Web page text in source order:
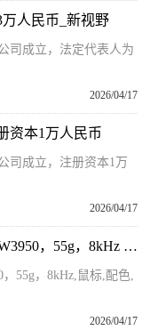
人民币_新视野
司成立，法定代表人为
2026/04/17
资本1万人民币
司成立，注册资本1万
2026/04/17
Keychron推出G4鼠标：复古白红，PAW3950，55g，8kHz 今日热讯
55g，8kHz,鼠标,配色,
2026/04/17